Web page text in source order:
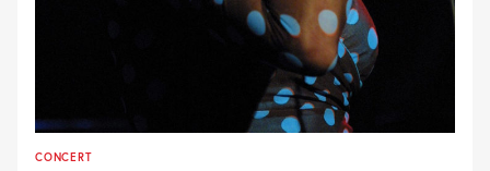
CONCERT